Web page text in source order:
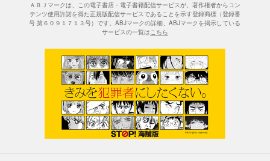
ＡＢＪマークは、この電子書店・電子書籍配信サービスが、著作権者からコン
テンツ使用許諾を得た正規版配信サービスであることを示す登録商標（登録番
号 第６０９１７１３号）です。ABJマークの詳細、ABJマークを掲示している
サービスの一覧はこちら